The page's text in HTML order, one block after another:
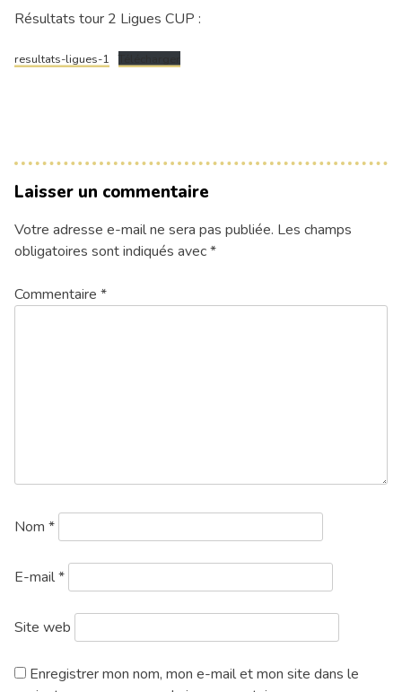
Résultats tour 2 Ligues CUP :
resultats-ligues-1 Télécharger
Laisser un commentaire
Votre adresse e-mail ne sera pas publiée. Les champs
obligatoires sont indiqués avec*
Commentaire *
Nom *
E-mail*
Site web
Enregistrer mon nom, mon e-mail et mon site dans le